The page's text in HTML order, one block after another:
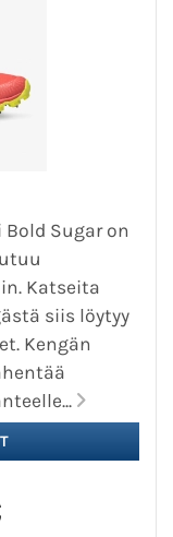
Sugar on
Katseita
siis löytyy
Kengän